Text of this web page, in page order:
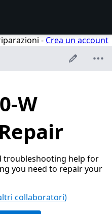
- Crea un account
W
troubleshooting help for
you need to repair your
collaboratori)